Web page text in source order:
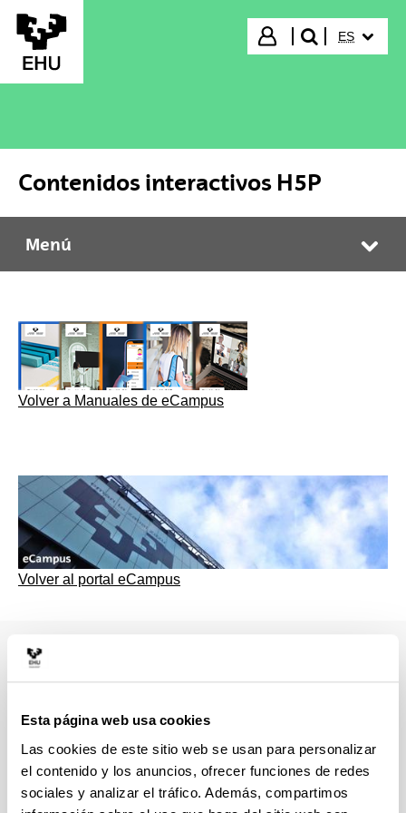
Esta página web usa cookies
Las cookies de este sitio web se usan para personalizar
el contenido y los anuncios, ofrecer funciones de redes
sociales y analizar el tráfico. Además, compartimos
Saltar al contenido principal
Iniciar sesión
buscar"
ES
Contenidos interactivos H5P
Contenidos interactivos H5P
Menú
Volver a Manuales de eCampus
Volver al portal eCampus
Contenidos interactivos H5P
Manual para el profesorado
Introducción